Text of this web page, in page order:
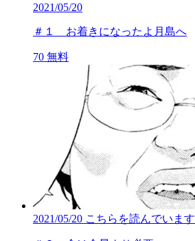
2021/05/20
＃１ お着きになったよ月島へ
70 無料
2021/05/20 こちらを読んでいます